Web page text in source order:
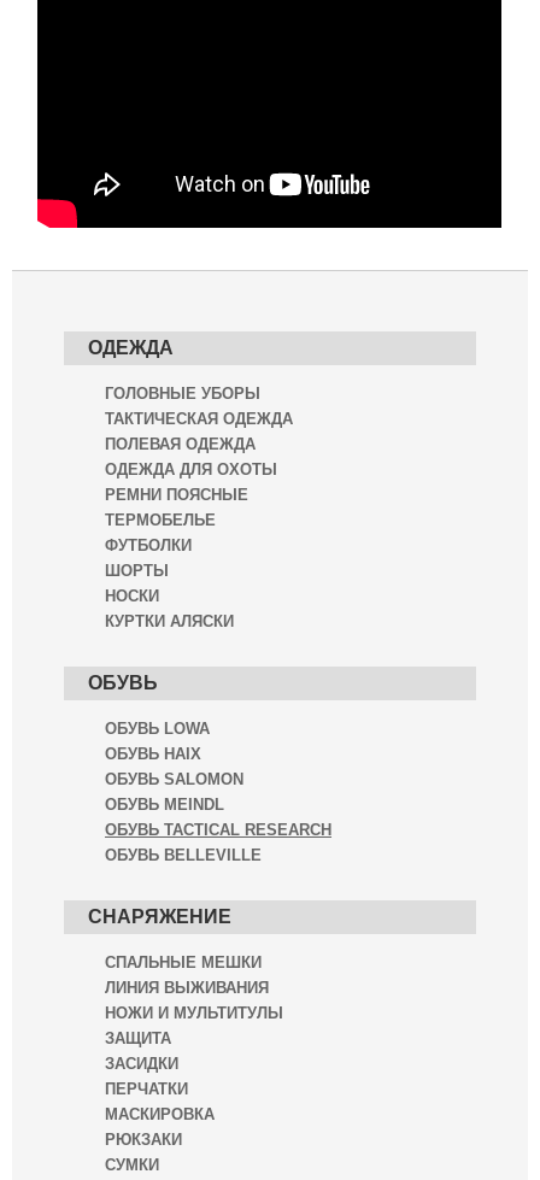
ОДЕЖДА
ГОЛОВНЫЕ УБОРЫ
ТАКТИЧЕСКАЯ ОДЕЖДА
ПОЛЕВАЯ ОДЕЖДА
ОДЕЖДА ДЛЯ ОХОТЫ
РЕМНИ ПОЯСНЫЕ
ТЕРМОБЕЛЬЕ
ФУТБОЛКИ
ШОРТЫ
НОСКИ
КУРТКИ АЛЯСКИ
ОБУВЬ
ОБУВЬ LOWA
ОБУВЬ HAIX
ОБУВЬ SALOMON
ОБУВЬ MEINDL
ОБУВЬ TACTICAL RESEARCH
ОБУВЬ BELLEVILLE
СНАРЯЖЕНИЕ
СПАЛЬНЫЕ МЕШКИ
ЛИНИЯ ВЫЖИВАНИЯ
НОЖИ И МУЛЬТИТУЛЫ
ЗАЩИТА
ЗАСИДКИ
ПЕРЧАТКИ
МАСКИРОВКА
РЮКЗАКИ
СУМКИ